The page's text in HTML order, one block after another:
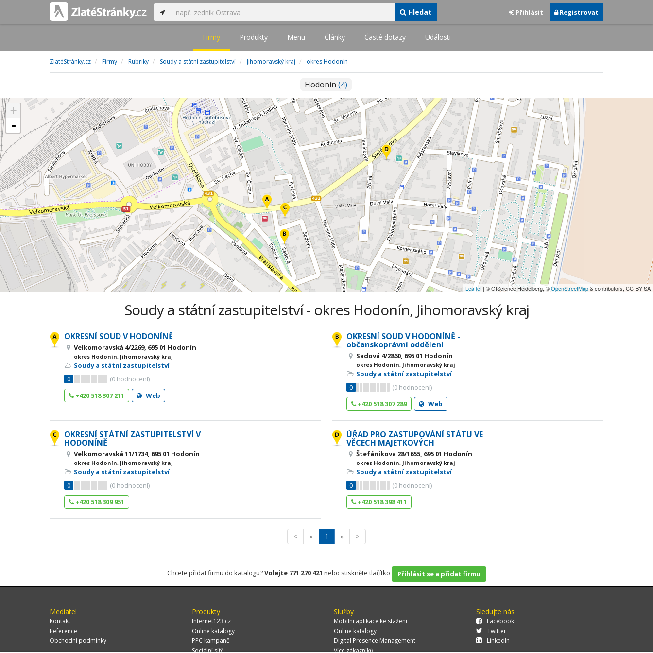
Hledat Přihlásit Registrovat
Firmy Produkty Menu Články Časté dotazy Události
ZlatéStránky.cz Firmy Rubriky Soudy a státní zastupitelství Jihomoravský kraj okres Hodonín
Hodonín (4)
+
-
Leaflet | © GIScience Heidelberg, ©OpenStreetMap& contributors, CC-BY-SA
Soudy a státní zastupitelství - okres Hodonín, Jihomoravský kraj
OKRESNÍ SOUD V HODONÍNĚ
Velkomoravská 4/2269, 695 01 Hodonín
okres Hodonín, Jihomoravský kraj
Soudy a státní zastupitelství
0
(0 hodnocení)
+420 518 307 211
Web
OKRESNÍ SOUD V HODONÍNĚ -
občanskoprávní oddělení
Sadová 4/2860, 695 01 Hodonín
okres Hodonín, Jihomoravský kraj
Soudy a státní zastupitelství
0
(0 hodnocení)
+420 518 307 289
Web
OKRESNÍ STÁTNÍ ZASTUPITELSTVÍ V
HODONÍNĚ
Velkomoravská 11/1734, 695 01 Hodonín
okres Hodonín, Jihomoravský kraj
Soudy a státní zastupitelství
0
(0 hodnocení)
+420 518 309 951
ÚŘAD PRO ZASTUPOVÁNÍ STÁTU VE
VĚCECH MAJETKOVÝCH
Štefánikova 28/1655, 695 01 Hodonín
okres Hodonín, Jihomoravský kraj
Soudy a státní zastupitelství
0
(0 hodnocení)
+420 518 398 411
< « 1 » >
Chcete přidat firmu do katalogu?Volejte 771 270 421 nebo stiskněte tlačítko Přihlásit se a přidat firmu
Mediatel
Kontakt
Reference
Obchodní podmínky
Produkty
Internet123.cz
Online katalogy
PPC kampaně
Sociální sítě
Služby
Mobilní aplikace ke stažení
Online katalogy
Digital Presence Management
Více zákazníků
Sledujte nás
Facebook
Twitter
LinkedIn